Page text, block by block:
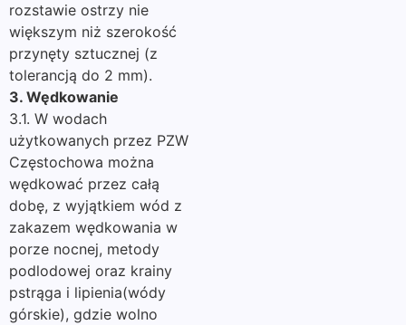
rozstawie ostrzy nie
większym niż szerokość
przynęty sztucznej (z
tolerancją do 2 mm).
3. Wędkowanie
3.1. W wodach
użytkowanych przez PZW
Częstochowa można
wędkować przez całą
dobę, z wyjątkiem wód z
zakazem wędkowania w
porze nocnej, metody
podlodowej oraz krainy
pstrąga i lipienia(wódy
górskie), gdzie wolno